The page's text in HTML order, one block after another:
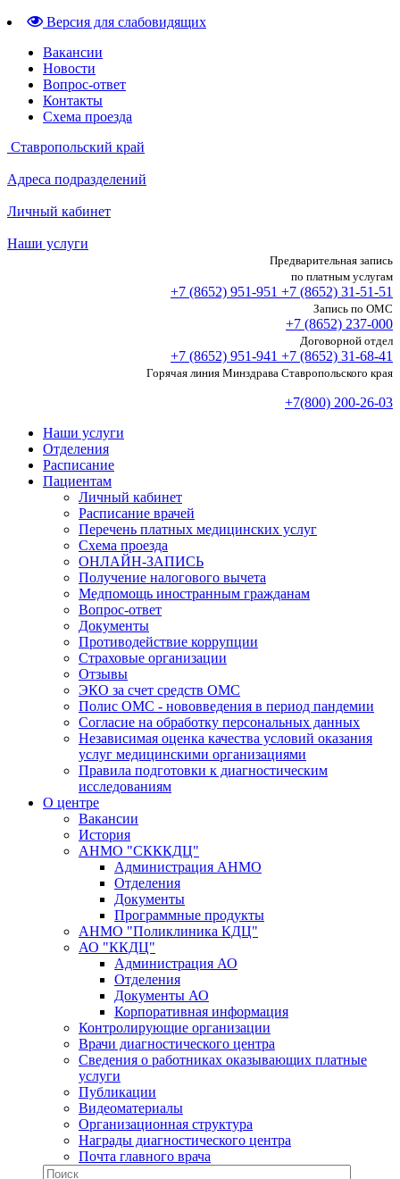
Версия для слабовидящих
Вакансии
Новости
Вопрос-ответ
Контакты
Схема проезда
Ставропольский край
Адреса подразделений
Личный кабинет
Наши услуги
Предварительная запись
по платным услугам
+7 (8652) 951-951 +7 (8652) 31-51-51
Запись по ОМС
+7 (8652) 237-000
Договорной отдел
+7 (8652) 951-941 +7 (8652) 31-68-41
Горячая линия Минздрава Ставропольского края
+7(800) 200-26-03
Наши услуги
Отделения
Расписание
Пациентам
Личный кабинет
Расписание врачей
Перечень платных медицинских услуг
Схема проезда
ОНЛАЙН-ЗАПИСЬ
Получение налогового вычета
Медпомощь иностранным гражданам
Вопрос-ответ
Документы
Противодействие коррупции
Страховые организации
Отзывы
ЭКО за счет средств ОМС
Полис ОМС - нововведения в период пандемии
Согласие на обработку персональных данных
Независимая оценка качества условий оказания
услуг медицинскими организациями
Правила подготовки к диагностическим
исследованиям
О центре
Вакансии
История
АНМО "СКККДЦ"
Администрация АНМО
Отделения
Документы
Программные продукты
АНМО "Поликлиника КДЦ"
АО "ККДЦ"
Администрация АО
Отделения
Документы АО
Корпоративная информация
Контролирующие организации
Врачи диагностического центра
Сведения о работниках оказывающих платные
услуги
Публикации
Видеоматериалы
Организационная структура
Награды диагностического центра
Почта главного врача